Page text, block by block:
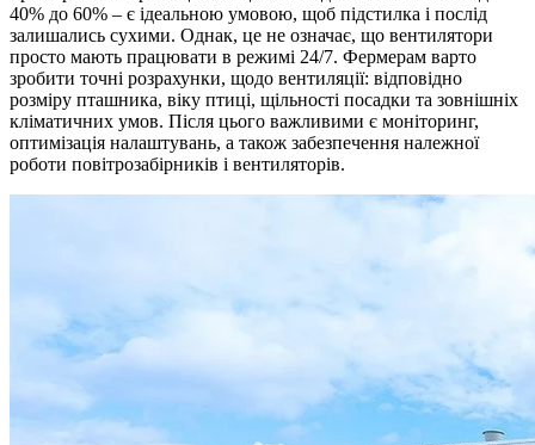
40% до 60% – є ідеальною умовою, щоб підстилка і послід
залишались сухими. Однак, це не означає, що вентилятори
просто мають працювати в режимі 24/7. Фермерам варто
зробити точні розрахунки, щодо вентиляції: відповідно
розміру пташника, віку птиці, щільності посадки та зовнішніх
кліматичних умов. Після цього важливими є моніторинг,
оптимізація налаштувань, а також забезпечення належної
роботи повітрозабірників і вентиляторів.